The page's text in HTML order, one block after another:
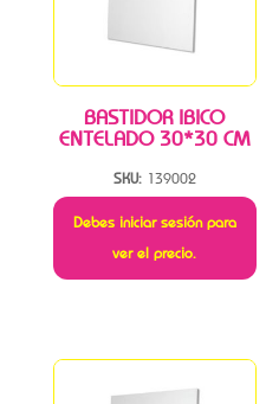
BASTIDOR IBICO
ENTELADO 30*30 CM
SKU: 139002
Debes iniciar sesión para
ver el precio.